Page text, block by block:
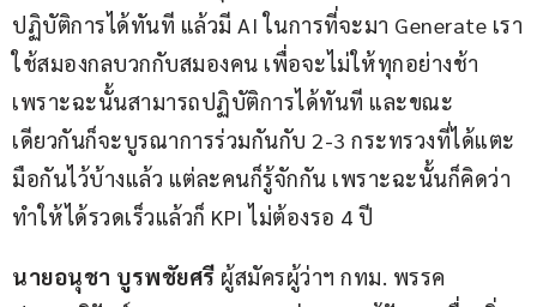
ปฏิบัติการได้ทันที แล้วมี AI ในการที่จะมา Generate เรา
ใช้สมองกลบวกกับสมองคน เพื่อจะไม่ให้ทุกอย่างช้า
เพราะฉะนั้นสามารถปฏิบัติการได้ทันที และขณะ
เดียวกันก็จะบูรณาการร่วมกันกับ 2-3 กระทรวงที่ได้แตะ
มือกันไว้บ้างแล้ว แต่ละคนก็รู้จักกัน เพราะฉะนั้นก็คิดว่า
ทำให้ได้รวดเร็วแล้วก็ KPI ไม่ต้องรอ 4 ปี
นายอนุชา บูรพชัยศรี ผู้สมัครผู้ว่าฯ กทม. พรรค